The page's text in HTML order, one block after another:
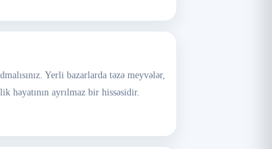
Yerli bazarlarda təzə meyvələr,
həyatının ayrılmaz bir hissəsidir.